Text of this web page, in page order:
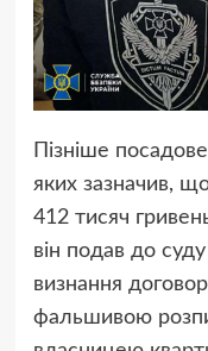
Пізніше
яких зазначив,
412 тисяч
він подав до
визнання
фальшивою